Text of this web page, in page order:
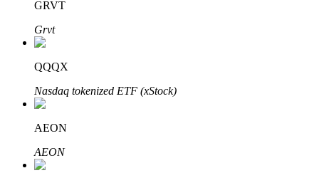
Naucz się stakingu
Dowiedz się, jak uzyskać dochód pasywny
Bitrue
AI
GRVT
Grvt
QQQX
Nasdaq tokenized ETF (xStock)
AEON
AEON